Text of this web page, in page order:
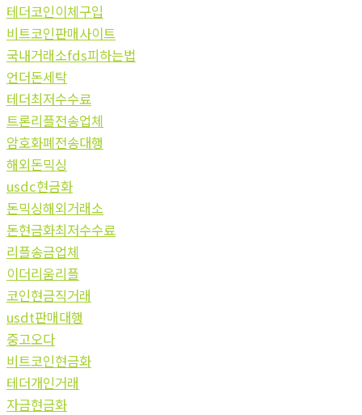
테더코인이체구입
비트코인판매사이트
국내거래소fds피하는법
언더돈세탁
테더최저수수료
트론리플전송업체
암호화폐전송대행
해외돈믹싱
usdc현금화
돈믹싱해외거래소
돈현금화최저수수료
리플송금업체
이더리움리플
코인현금직거래
usdt판매대행
중고오다
비트코인현금화
테더개인거래
자금현금화